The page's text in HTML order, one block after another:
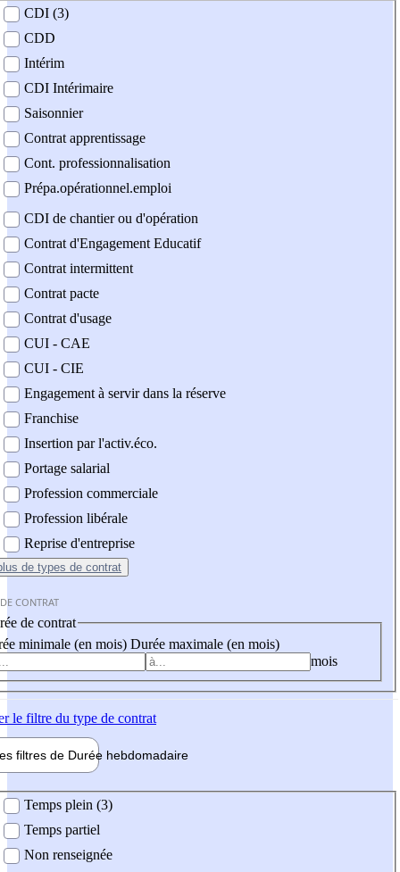
contrat
CDI (3)
CDD
Intérim
CDI Intérimaire
Saisonnier
Contrat apprentissage
Cont. professionnalisation
Prépa.opérationnel.emploi
CDI de chantier ou d'opération
Contrat d'Engagement Educatif
Contrat intermittent
Contrat pacte
Contrat d'usage
CUI - CAE
CUI - CIE
Engagement à servir dans la réserve
Franchise
Insertion par l'activ.éco.
Portage salarial
Profession commerciale
Profession libérale
Reprise d'entreprise
de types de contrat
CONTRAT
de contrat
minimale (en mois) Durée maximale (en mois)
mois
le filtre du type de contrat
filtres de Durée hebdomadaire
Temps plein (3)
Temps partiel
Non renseignée